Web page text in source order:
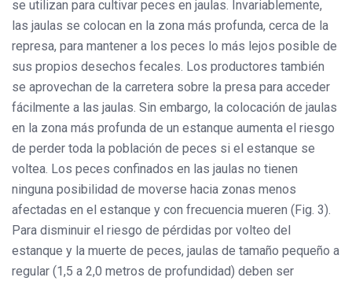
se utilizan para cultivar peces en jaulas. Invariablemente,
las jaulas se colocan en la zona más profunda, cerca de la
represa, para mantener a los peces lo más lejos posible de
sus propios desechos fecales. Los productores también
se aprovechan de la carretera sobre la presa para acceder
fácilmente a las jaulas. Sin embargo, la colocación de jaulas
en la zona más profunda de un estanque aumenta el riesgo
de perder toda la población de peces si el estanque se
voltea. Los peces confinados en las jaulas no tienen
ninguna posibilidad de moverse hacia zonas menos
afectadas en el estanque y con frecuencia mueren (Fig. 3).
Para disminuir el riesgo de pérdidas por volteo del
estanque y la muerte de peces, jaulas de tamaño pequeño a
regular (1,5 a 2,0 metros de profundidad) deben ser